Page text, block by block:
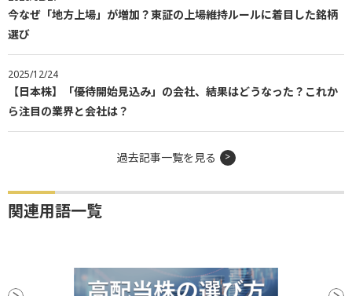
今なぜ「地方上場」が増加？東証の上場維持ルールに着目した銘柄
選び
2025/12/24
【日本株】「優待開始見込み」の会社、結果はどうなった？これか
ら注目の業界と会社は？
過去記事一覧を見る
関連用語一覧